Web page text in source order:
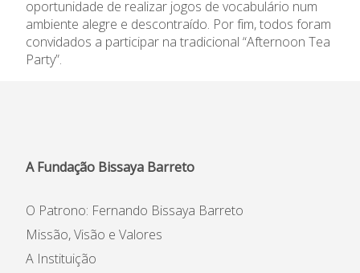
Jornal “O Coreto”
Privacidade
Ano Letivo
Admissão
oportunidade de realizar jogos de vocabulário num
ambiente alegre e descontraído. Por fim, todos foram
convidados a participar na tradicional “Afternoon Tea
Party”.
A Fundação Bissaya Barreto
O Patrono: Fernando Bissaya Barreto
Missão, Visão e Valores
A Instituição